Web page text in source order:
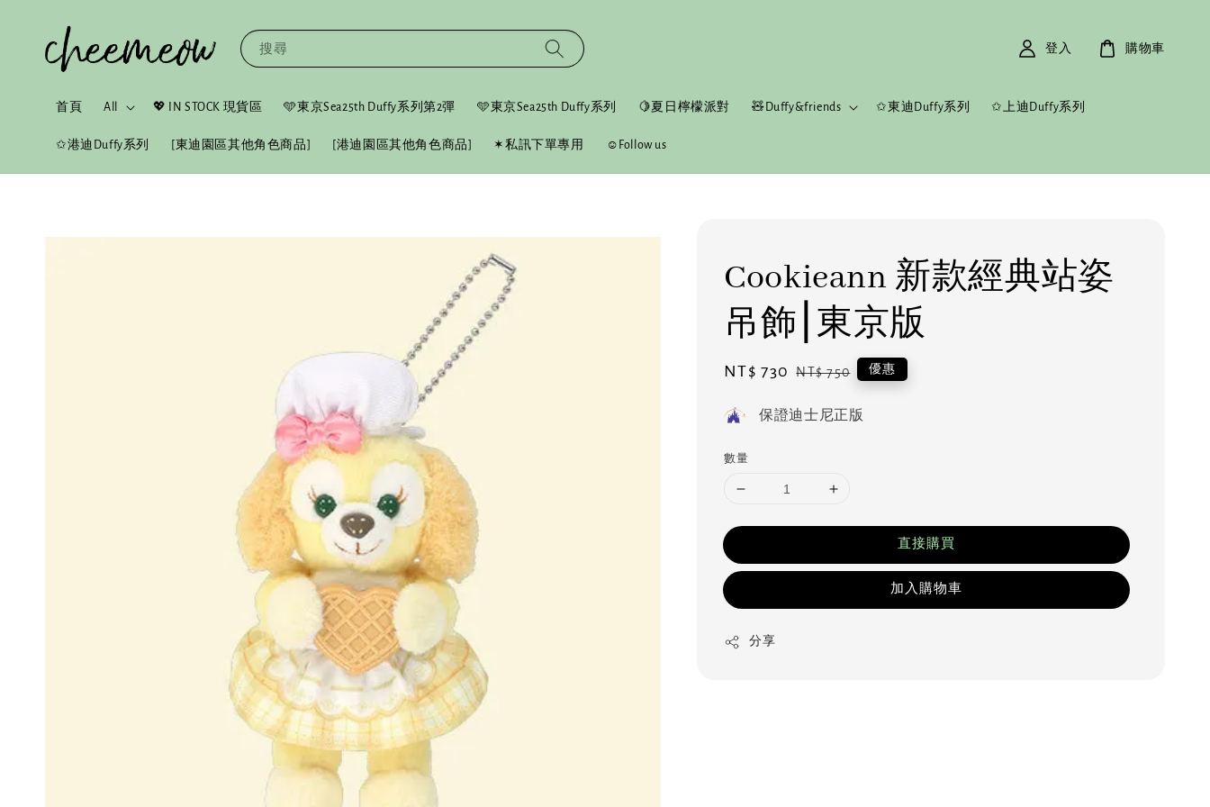
搜尋
首頁 All 💖 IN STOCK 現貨區 🩵東京Sea25th Duffy系列第2彈 🩵東京Sea25th Duffy系列 🍋夏日檸檬派對 🧸Duffy&friends ✩東迪Duffy系列 ✩上迪Duffy系列
✩港迪Duffy系列 [東迪園區其他角色商品] [港迪園區其他角色商品] ✶私訊下單專用 ☺︎Follow us
登入 購物車
Cookieann 新款經典站姿
吊飾⎮東京版
Sale
NT$ 730 Regular
NT$ 750 優惠
保證迪士尼正版
數量
直接購買
加入購物車
分享